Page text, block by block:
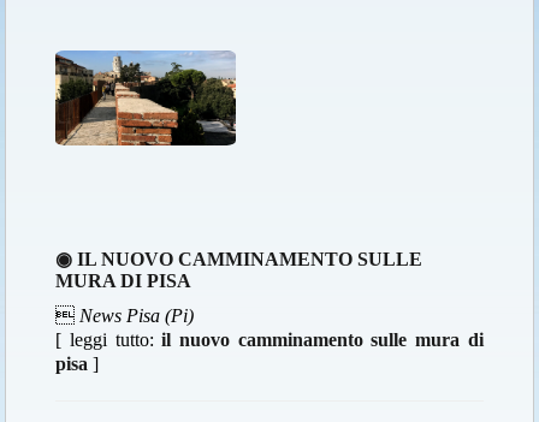
◉ IL NUOVO CAMMINAMENTO SULLE
MURA DI PISA
 News Pisa (Pi)
[ leggi tutto:il nuovo camminamento sulle mura di
pisa ]